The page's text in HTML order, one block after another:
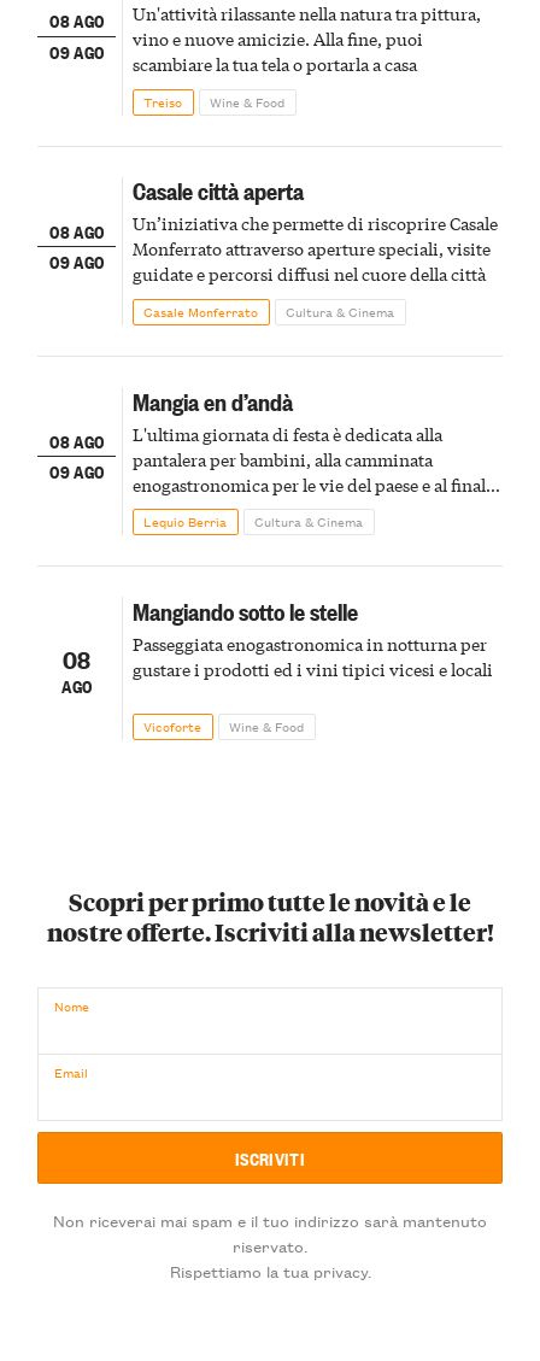
08 AGO
09 AGO
Un'attività rilassante nella natura tra pittura,
vino e nuove amicizie. Alla fine, puoi
scambiare la tua tela o portarla a casa
Treiso Wine & Food
08 AGO
09 AGO
Casale città aperta
Un’iniziativa che permette di riscoprire Casale
Monferrato attraverso aperture speciali, visite
guidate e percorsi diffusi nel cuore della città
Casale Monferrato Cultura & Cinema
08 AGO
09 AGO
Mangia en d’andà
L'ultima giornata di festa è dedicata alla
pantalera per bambini, alla camminata
enogastronomica per le vie del paese e al finale
pirotecnico
Lequio Berria Cultura & Cinema
08
AGO
Mangiando sotto le stelle
Passeggiata enogastronomica in notturna per
gustare i prodotti ed i vini tipici vicesi e locali
Vicoforte Wine & Food
Scopri per primo tutte le novità e le
nostre offerte. Iscriviti alla newsletter!
Nome
Email
Non riceverai mai spam e il tuo indirizzo sarà mantenuto
riservato.
Rispettiamo la tua privacy.